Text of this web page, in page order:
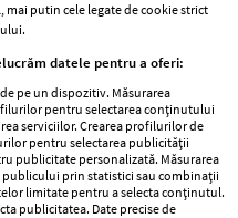
femei
Viva
Avantaje
Retete practice
putin cele legate de cookie strict
datele pentru a oferi:
pe un dispozitiv. Măsurarea
pentru selectarea conținutului
serviciilor. Crearea profilurilor de
pentru selectarea publicității
publicitate personalizată. Măsurarea
prin statistici sau combinații
limitate pentru a selecta conținutul.
publicitatea. Date precise de